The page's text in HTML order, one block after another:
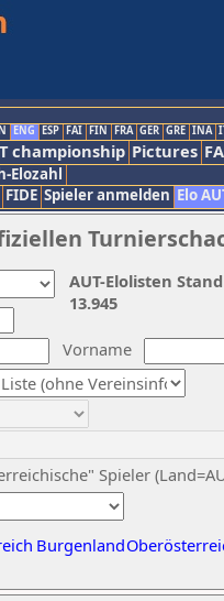
ENG ESP FAI FIN FRA GER GRE INA
championship Pictures
Elozahl
FIDE Spieler anmelden Elo
Vorname
Spieler
Burgenland
AUT-Elolisten
13.945